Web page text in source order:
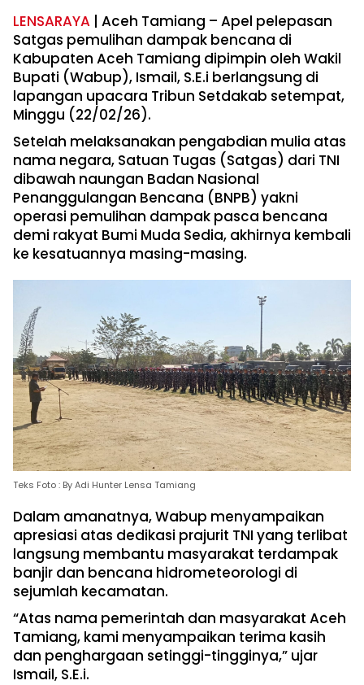
LENSARAYA | Aceh Tamiang – Apel pelepasan
Satgas pemulihan dampak bencana di
Kabupaten Aceh Tamiang dipimpin oleh Wakil
Bupati (Wabup), Ismail, S.E.i berlangsung di
lapangan upacara Tribun Setdakab setempat,
Minggu (22/02/26).
Setelah melaksanakan pengabdian mulia atas
nama negara, Satuan Tugas (Satgas) dari TNI
dibawah naungan Badan Nasional
Penanggulangan Bencana (BNPB) yakni
operasi pemulihan dampak pasca bencana
demi rakyat Bumi Muda Sedia, akhirnya kembali
ke kesatuannya masing-masing.
Teks Foto : By Adi Hunter Lensa Tamiang
Dalam amanatnya, Wabup menyampaikan
apresiasi atas dedikasi prajurit TNI yang terlibat
langsung membantu masyarakat terdampak
banjir dan bencana hidrometeorologi di
sejumlah kecamatan.
“Atas nama pemerintah dan masyarakat Aceh
Tamiang, kami menyampaikan terima kasih
dan penghargaan setinggi-tingginya,” ujar
Ismail, S.E.i.